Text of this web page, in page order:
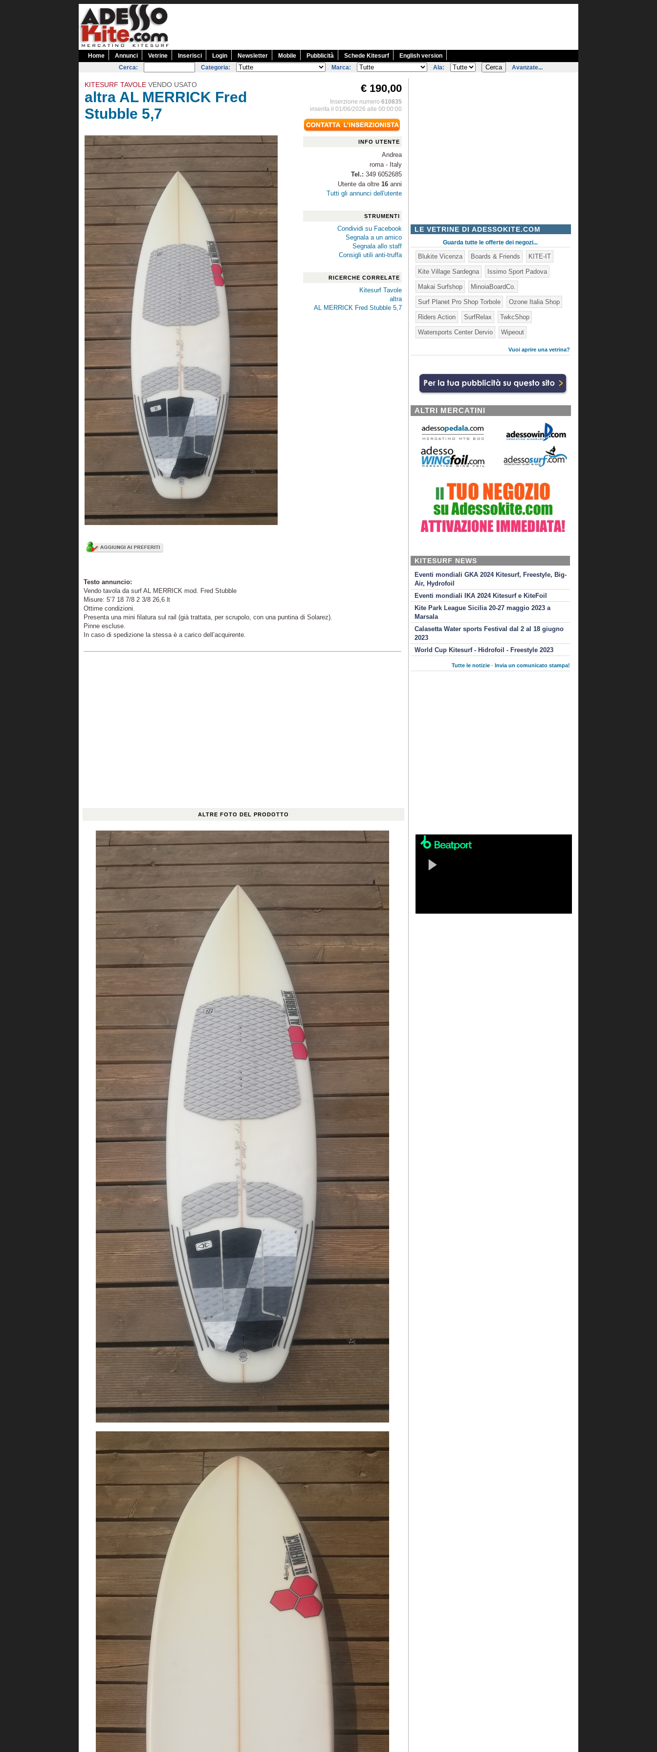
Home Annunci Vetrine Inserisci Login Newsletter Mobile Pubblicità Schede Kitesurf
English version
Cerca:
Categoria: Marca: Ala: Avanzate...
KITESURF TAVOLE VENDO USATO
altra AL MERRICK Fred
Stubble 5,7
€ 190,00
Inserzione numero 610835
inserita il 01/06/2026 alle 00:00:00
INFO UTENTE
Andrea
roma - Italy
Tel.: 349 6052685
Utente da oltre 16 anni
Tutti gli annunci dell'utente
STRUMENTI
Condividi su Facebook
Segnala a un amico
Segnala allo staff
Consigli utili anti-truffa
RICERCHE CORRELATE
Kitesurf Tavole
altra
AL MERRICK Fred Stubble 5,7
Testo annuncio:
Vendo tavola da surf AL MERRICK mod. Fred Stubble
Misure: 5’7 18 7/8 2 3/8 26,6 lt
Ottime condizioni.
Presenta una mini filatura sul rail (già trattata, per scrupolo, con una puntina di Solarez).
Pinne escluse.
In caso di spedizione la stessa è a carico dell’acquirente.
ALTRE FOTO DEL PRODOTTO
LE VETRINE DI ADESSOKITE.COM
Guarda tutte le offerte dei negozi...
Blukite Vicenza Boards & Friends KITE-IT
Kite Village Sardegna Issimo Sport Padova
Makai Surfshop MinoiaBoardCo.
Surf Planet Pro Shop Torbole Ozone Italia Shop
Riders Action SurfRelax TwkcShop
Watersports Center Dervio Wipeout
Vuoi aprire una vetrina?
ALTRI MERCATINI
KITESURF NEWS
Eventi mondiali GKA 2024 Kitesurf, Freestyle, Big-
Air, Hydrofoil
Eventi mondiali IKA 2024 Kitesurf e KiteFoil
Kite Park League Sicilia 20-27 maggio 2023 a
Marsala
Calasetta Water sports Festival dal 2 al 18 giugno
2023
World Cup Kitesurf - Hidrofoil - Freestyle 2023
Tutte le notizie -Invia un comunicato stampa!